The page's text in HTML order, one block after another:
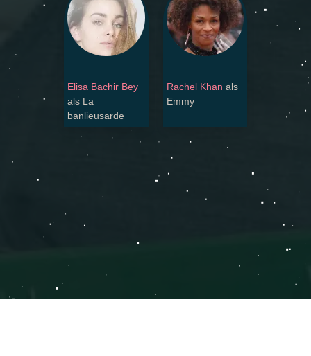
Elisa Bachir Bey
als La
banlieusarde
Rachel Khan als
Emmy